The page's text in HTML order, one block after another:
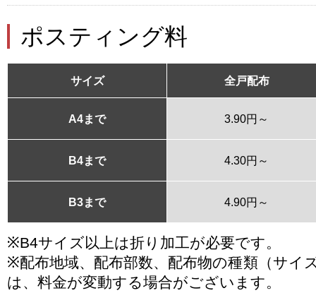
ポスティング料
サイズ 全戸配布
A4まで 3.90円～
B4まで 4.30円～
B3まで 4.90円～
※B4サイズ以上は折り加工が必要です。
※配布地域、配布部数、配布物の種類（サイ
は、料金が変動する場合がございます。